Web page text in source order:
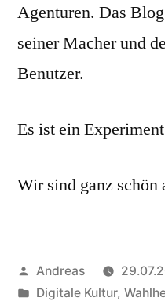
Agenturen. Das
seiner Macher und
Benutzer.
Es ist ein
Wir sind ganz schön
Veröffentlicht
von
Andreas
Veröffentlicht
Digitale Kultur,